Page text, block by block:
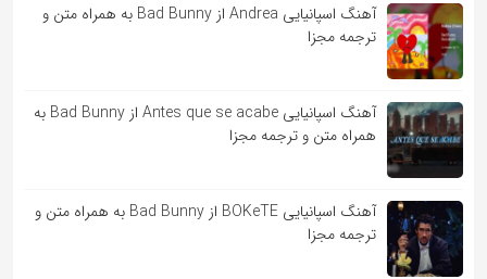
آهنگ اسپانیایی Andrea از Bad Bunny به همراه متن و
ترجمه مجزا
آهنگ اسپانیایی Antes que se acabe از Bad Bunny به
همراه متن و ترجمه مجزا
آهنگ اسپانیایی BOKeTE از Bad Bunny به همراه متن و
ترجمه مجزا